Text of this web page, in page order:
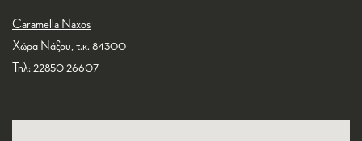
Caramella Naxos
Χώρα Νάξου, τ.κ. 84300
Τηλ: 22850 26607